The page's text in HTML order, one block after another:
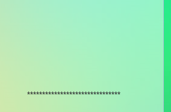
*******************************